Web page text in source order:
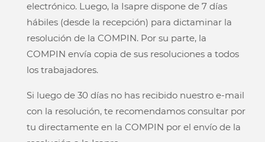
electrónico. Luego, la Isapre dispone de 7 días
hábiles (desde la recepción) para dictaminar la
resolución de la COMPIN. Por su parte, la
COMPIN envía copia de sus resoluciones a todos
los trabajadores.
Si luego de 30 días no has recibido nuestro e-mail
con la resolución, te recomendamos consultar por
tu directamente en la COMPIN por el envío de la